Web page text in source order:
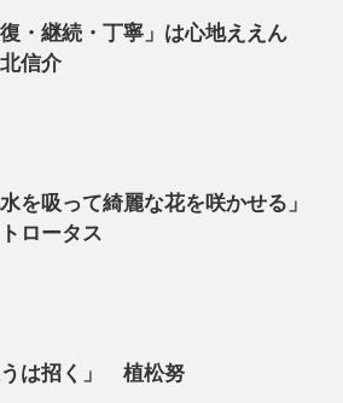
復・継続・丁寧」は心地ええん
信介
水を吸って綺麗な花を咲かせる」
ロータス
うは招く」 植松努